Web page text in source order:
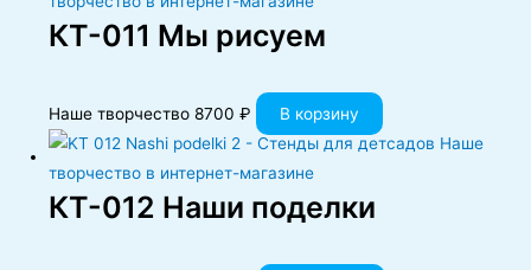
КT-011 Мы рисуем
Наше творчество8700₽ В корзину
КT-012 Наши поделки